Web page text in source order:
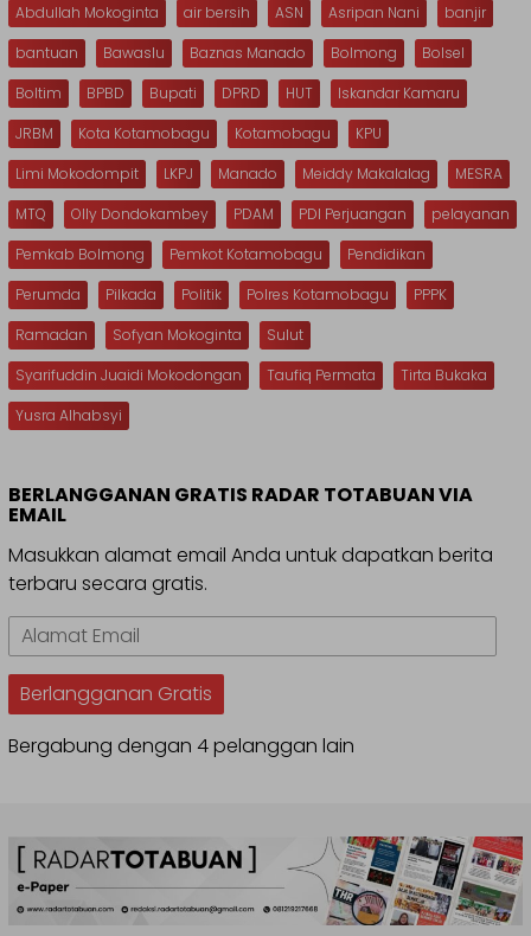
Abdullah Mokoginta air bersih ASN Asripan Nani
banjir
bantuan
Bawaslu Baznas Manado Bolmong
Bolsel
Boltim
BPBD Bupati DPRD HUT
Iskandar Kamaru
JRBM
Kota Kotamobagu Kotamobagu
KPU
Limi Mokodompit
LKPJ Manado Meiddy Makalalag
MESRA
MTQ
Olly Dondokambey PDAM PDI Perjuangan
pelayanan
Pemkab Bolmong
Pemkot Kotamobagu
Pendidikan
Perumda
Pilkada Politik Polres Kotamobagu
PPPK
Ramadan
Sofyan Mokoginta
Sulut
Syarifuddin Juaidi Mokodongan
Taufiq Permata
Tirta Bukaka
Yusra Alhabsyi
BERLANGGANAN GRATIS RADAR TOTABUAN VIA
EMAIL
Masukkan alamat email Anda untuk dapatkan berita
terbaru secara gratis.
Alamat
Email
Berlangganan Gratis
Bergabung dengan 4 pelanggan lain